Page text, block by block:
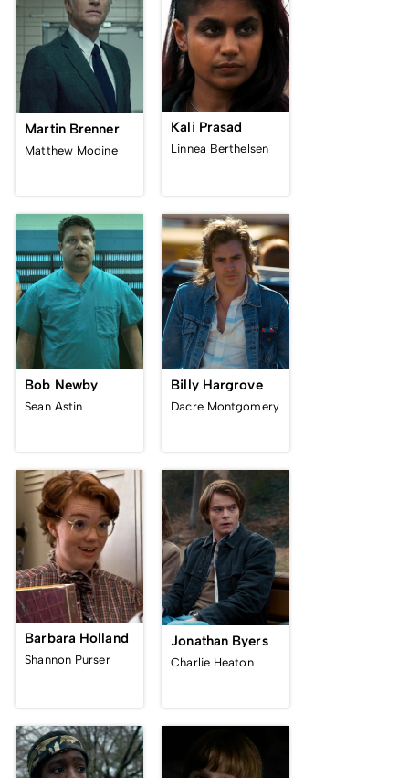
Martin Brenner
Matthew Modine
Kali Prasad
Linnea Berthelsen
Bob Newby
Sean Astin
Billy Hargrove
Dacre Montgomery
Barbara Holland
Shannon Purser
Jonathan Byers
Charlie Heaton